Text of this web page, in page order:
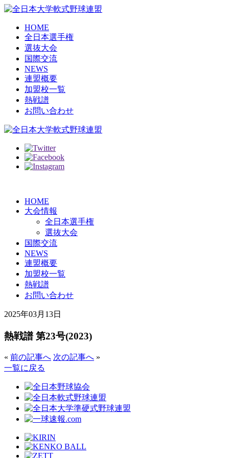
HOME
全日本選手権
選抜大会
国際交流
NEWS
連盟概要
加盟校一覧
熱戦譜
お問い合わせ
HOME
大会情報
全日本選手権
選抜大会
国際交流
NEWS
連盟概要
加盟校一覧
熱戦譜
お問い合わせ
2025年03月13日
熱戦譜 第23号(2023)
« 前の記事へ 次の記事へ »
一覧に戻る